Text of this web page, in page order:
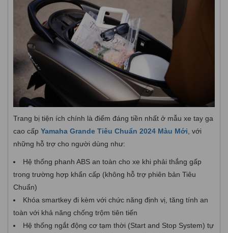
Trang bị tiện ích chính là điểm đáng tiền nhất ở mẫu xe tay ga
cao cấp Yamaha Grande Tiêu Chuẩn 2024 Màu Mới , với
những hỗ trợ cho người dùng như:
Hệ thống phanh ABS an toàn cho xe khi phải thắng gấp
trong trường hợp khẩn cấp (không hỗ trợ phiên bản Tiêu
Chuẩn)
Khóa smartkey đi kèm với chức năng định vị, tăng tính an
toàn với khả năng chống trộm tiên tiến
Hệ thống ngắt động cơ tạm thời (Start and Stop System) tự